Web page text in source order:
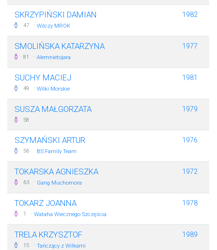
SKRZYPIŃSKI DAMIAN
47 · Wilczy MROK
1982
SMOLIŃSKA KATARZYNA
81 · Alemnietojara
1977
SUCHY MACIEJ
49 · Wilki Morskie
1981
SUSZA MAŁGORZATA
58
1979
SZYMAŃSKI ARTUR
56 · BS Family Team
1976
TOKARSKA AGNIESZKA
63 · Gang Muchomora
1972
TOKARZ JOANNA
1 · Wataha Wiecznego Szczęścia
1978
TRELA KRZYSZTOF
15 · Tańczący z Wilkami
1989